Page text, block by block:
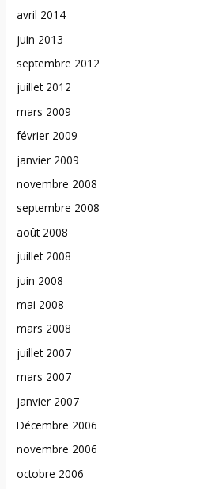
avril 2014
juin 2013
septembre 2012
juillet 2012
mars 2009
février 2009
janvier 2009
novembre 2008
septembre 2008
août 2008
juillet 2008
juin 2008
mai 2008
mars 2008
juillet 2007
mars 2007
janvier 2007
Décembre 2006
novembre 2006
octobre 2006